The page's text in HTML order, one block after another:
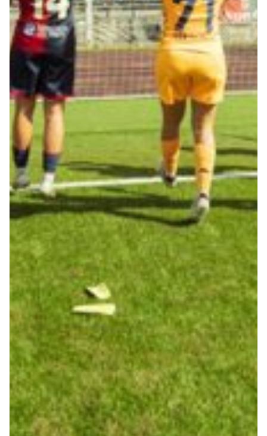
Robe di Kappa x Genoa
Vintage Collection
Red&Blue Voices
Kids
Accessori
Party
Caffè Boasi x Genoa
Helan x Genoa
Isolani x Genoa
Gift Card Online Store
Fortissimo batte il mio cuor